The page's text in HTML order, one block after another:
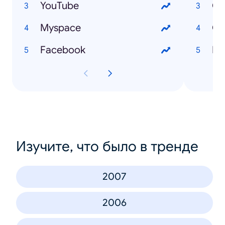
YouTube
Myspace
Facebook
Изучите, что было в тренде
2007
2006